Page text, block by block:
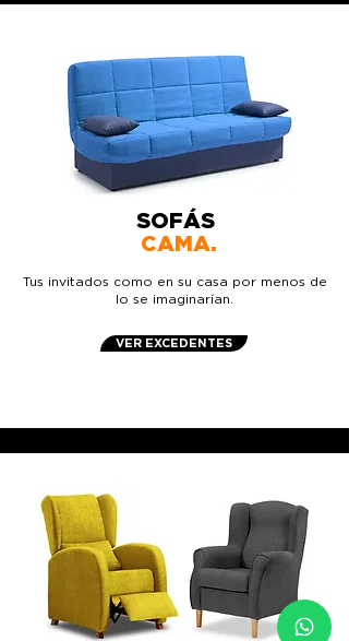
SOFÁS
CAMA.
Tus invitados como en su casa por menos de
lo se imaginarían.
VER EXCEDENTES